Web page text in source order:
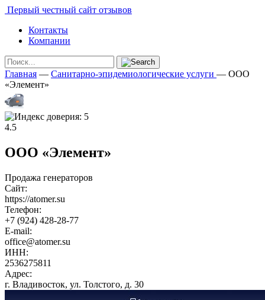
Первый честный сайт отзывов
Контакты
Компании
Главная — Санитарно-эпидемиологические услуги — ООО
«Элемент»
4.5
ООО «Элемент»
Продажа генераторов
Сайт:
https://atomer.su
Телефон:
+7 (924) 428-28-77
E-mail:
office@atomer.su
ИНН:
2536275811
Адрес:
г. Владивосток, ул. Толстого, д. 30